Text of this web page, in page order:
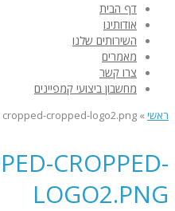
דף הבית
אודותינו
השירותים שלנו
מאמרים
צרו קשר
מחשבון ביצועי קמפיינים
ראשי »
cropped-cropped-logo2.png
CROPPED-
LOGO2.PNG